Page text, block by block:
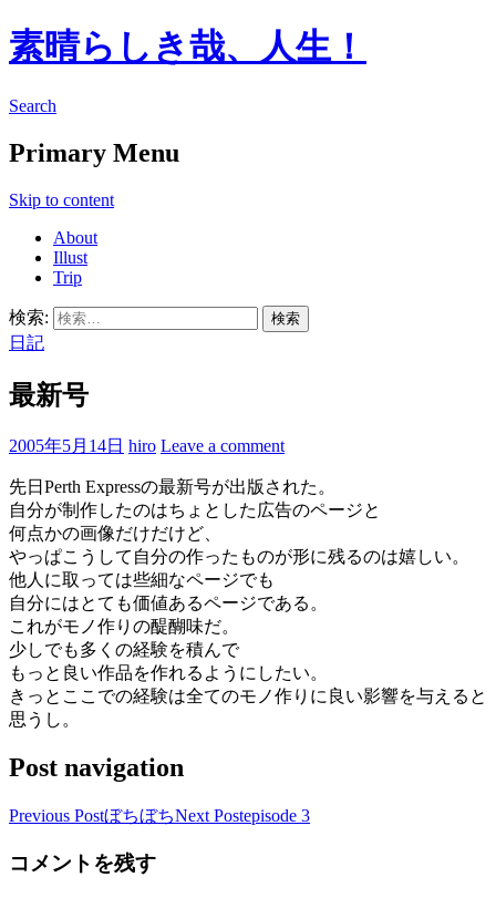
素晴らしき哉、人生！
Search
Primary Menu
Skip to content
About
Illust
Trip
検索:
日記
最新号
2005年5月14日 hiro Leave a comment
先日Perth Expressの最新号が出版された。
自分が制作したのはちょとした広告のページと
何点かの画像だけだけど、
やっぱこうして自分の作ったものが形に残るのは嬉しい。
他人に取っては些細なページでも
自分にはとても価値あるページである。
これがモノ作りの醍醐味だ。
少しでも多くの経験を積んで
もっと良い作品を作れるようにしたい。
きっとここでの経験は全てのモノ作りに良い影響を与えると
思うし。
Post navigation
Previous PostぼちぼちNext Postepisode 3
コメントを残す